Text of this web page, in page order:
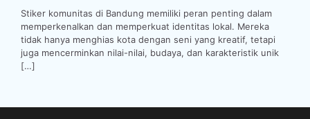
Stiker komunitas di Bandung memiliki peran penting dalam
memperkenalkan dan memperkuat identitas lokal. Mereka
tidak hanya menghias kota dengan seni yang kreatif, tetapi
juga mencerminkan nilai-nilai, budaya, dan karakteristik unik
[…]